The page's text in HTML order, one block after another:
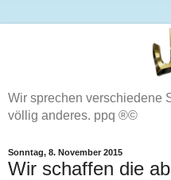
Wir sprechen verschiedene
völlig anderes. ppq ®©
Sonntag, 8. November 2015
Wir schaffen die ab